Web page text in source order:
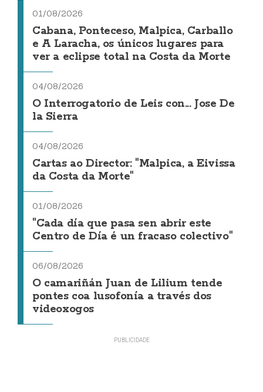
01/08/2026
Cabana, Ponteceso, Malpica, Carballo
e A Laracha, os únicos lugares para
ver a eclipse total na Costa da Morte
04/08/2026
O Interrogatorio de Leis con... Jose De
la Sierra
04/08/2026
Cartas ao Director: "Malpica, a Eivissa
da Costa da Morte"
01/08/2026
"Cada día que pasa sen abrir este
Centro de Día é un fracaso colectivo"
06/08/2026
O camariñán Juan de Lilium tende
pontes coa lusofonía a través dos
videoxogos